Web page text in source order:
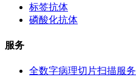
标签抗体
磷酸化抗体
服务
全数字病理切片扫描服务